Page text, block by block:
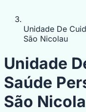
Unidade De
São Nicolau
Unidade
Saúde
São